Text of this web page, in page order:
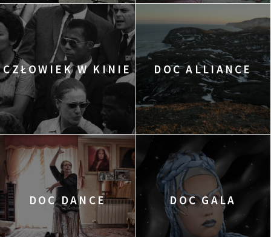
CZŁOWIEK W KINIE DOC ALLIANCE
DOC DANCE DOC GALA